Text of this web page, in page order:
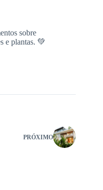
sobre
e plantas. 💚
PRÓXIMO